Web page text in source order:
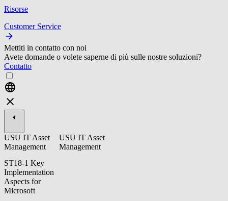
Risorse
Customer Service
Mettiti in contatto con noi
Avete domande o volete saperne di più sulle nostre soluzioni?
Contatto
USU IT Asset
Management
ST18-1 Key
Implementation
Aspects for
Microsoft
USU IT Asset
Management